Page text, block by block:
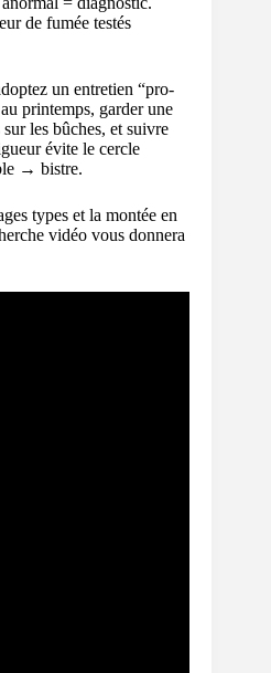
de fumée testés
un entretien “pro-
printemps, garder une
les bûches, et suivre
évite le cercle
→ bistre.
types et la montée en
vidéo vous donnera